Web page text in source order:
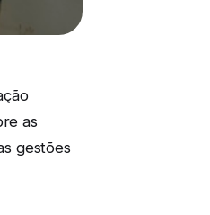
as
gestões